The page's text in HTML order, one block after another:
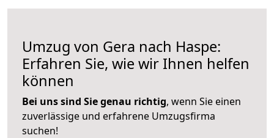
Umzug von Gera nach Haspe:
Erfahren Sie, wie wir Ihnen helfen
können
Bei uns sind Sie genau richtig, wenn Sie einen
zuverlässige und erfahrene Umzugsfirma
suchen!